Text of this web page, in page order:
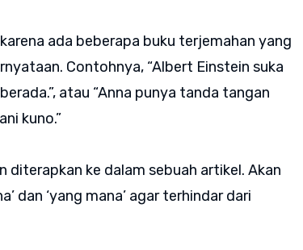
ada beberapa buku terjemahan yang
Contohnya, “Albert Einstein suka
atau “Anna punya tanda tangan
kuno.”
ke dalam sebuah artikel. Akan
dan ‘yang mana’ agar terhindar dari